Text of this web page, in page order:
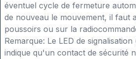
éventuel cycle de fermeture
de nouveau le mouvement, il faut
poussoirs ou sur la
Remarque: Le LED de signalisation
indique qu'un contact de sécurité